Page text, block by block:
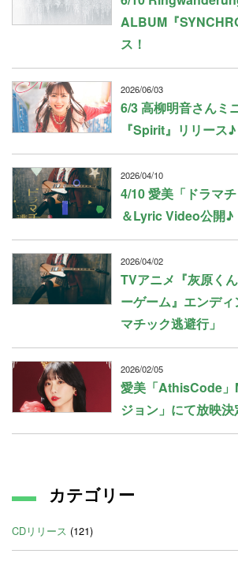
ALBUM『
ス！
2026/06/03
6/3 高柳明音さんミ
『Spirit』リリース♪
2026/04/10
4/10 愛美「ドラマ
＆Lyric Video公開♪
2026/04/02
TVアニメ『灰原く
ーゲーム』エンデ
マチック逃避行」
2026/02/05
愛美「AthisCode」
ジョン」にて放映決
カテゴリー
CDリリース (121)